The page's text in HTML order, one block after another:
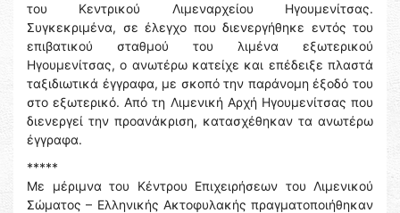
του Κεντρικού Λιμεναρχείου Ηγουμενίτσας.
Συγκεκριμένα, σε έλεγχο που διενεργήθηκε εντός του
επιβατικού σταθμού του λιμένα εξωτερικού
Ηγουμενίτσας, ο ανωτέρω κατείχε και επέδειξε πλαστά
ταξιδιωτικά έγγραφα, με σκοπό την παράνομη έξοδό του
στο εξωτερικό. Από τη Λιμενική Αρχή Ηγουμενίτσας που
διενεργεί την προανάκριση, κατασχέθηκαν τα ανωτέρω
έγγραφα.
*****
Με μέριμνα του Κέντρου Επιχειρήσεων του Λιμενικού
Σώματος – Ελληνικής Ακτοφυλακής πραγματοποιήθηκαν